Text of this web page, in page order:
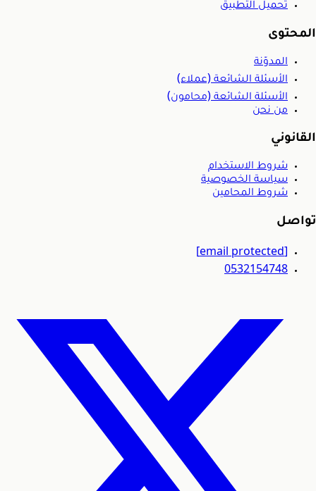
تحميل التطبيق
المحتوى
المدوّنة
الأسئلة الشائعة (عملاء)
الأسئلة الشائعة (محامون)
من نحن
القانوني
شروط الاستخدام
سياسة الخصوصية
شروط المحامين
تواصل
[email protected]
0532154748